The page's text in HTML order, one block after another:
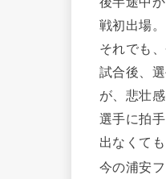
戦初出場。
それでも
試合後、
が、悲壮
選手に拍
出なくて
今の浦安フ